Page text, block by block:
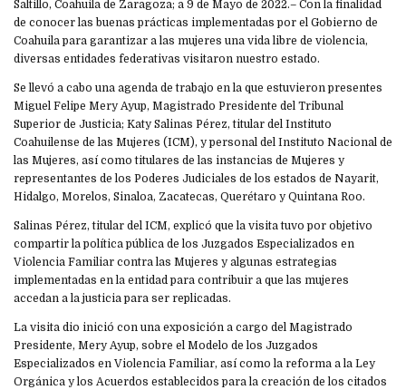
Saltillo, Coahuila de Zaragoza; a 9 de Mayo de 2022.– Con la finalidad
de conocer las buenas prácticas implementadas por el Gobierno de
Coahuila para garantizar a las mujeres una vida libre de violencia,
diversas entidades federativas visitaron nuestro estado.
Se llevó a cabo una agenda de trabajo en la que estuvieron presentes
Miguel Felipe Mery Ayup, Magistrado Presidente del Tribunal
Superior de Justicia; Katy Salinas Pérez, titular del Instituto
Coahuilense de las Mujeres (ICM), y personal del Instituto Nacional de
las Mujeres, así como titulares de las instancias de Mujeres y
representantes de los Poderes Judiciales de los estados de Nayarit,
Hidalgo, Morelos, Sinaloa, Zacatecas, Querétaro y Quintana Roo.
Salinas Pérez, titular del ICM, explicó que la visita tuvo por objetivo
compartir la política pública de los Juzgados Especializados en
Violencia Familiar contra las Mujeres y algunas estrategias
implementadas en la entidad para contribuir a que las mujeres
accedan a la justicia para ser replicadas.
La visita dio inició con una exposición a cargo del Magistrado
Presidente, Mery Ayup, sobre el Modelo de los Juzgados
Especializados en Violencia Familiar, así como la reforma a la Ley
Orgánica y los Acuerdos establecidos para la creación de los citados